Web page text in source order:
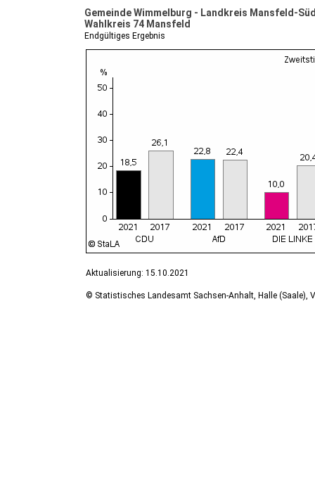
Gemeinde Wimmelburg - Landkreis Mansfeld-
Wahlkreis 74 Mansfeld
Endgültiges Ergebnis
Aktualisierung: 15.10.2021
© Statistisches Landesamt Sachsen-Anhalt, Halle (Saale),